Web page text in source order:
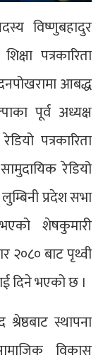
विष्णुबहादुर
पत्रकारिता
आबद्ध
पूर्व अध्यक्ष
पत्रकारिता
रेडियो
प्रदेश सभा
शेषकुमारी
२०८० बाट पृथ्वी
दिने भएको छ ।
स्थापना
विकास